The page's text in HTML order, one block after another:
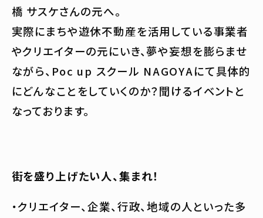
橋 サスケさんの元へ。
実際にまちや遊休不動産を活用している事業者
やクリエイターの元にいき、夢や妄想を膨らませ
ながら、Poc up スクール NAGOYAにて具体的
にどんなことをしていくのか？聞けるイベントと
なっております。
街を盛り上げたい人、集まれ！
・クリエイター、企業、行政、地域の人といった多